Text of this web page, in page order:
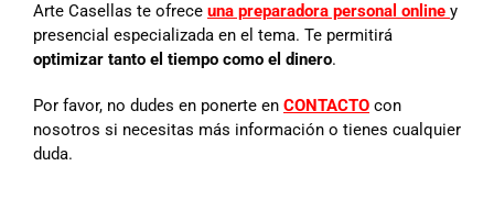
Arte Casellas te ofrece una preparadora personal online y
presencial especializada en el tema. Te permitirá
optimizar tanto el tiempo como el dinero.
Por favor, no dudes en ponerte en CONTACTOcon
nosotros si necesitas más información o tienes cualquier
duda.